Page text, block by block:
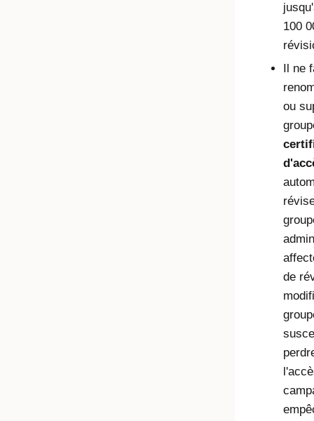
100
Il ne
ou
de